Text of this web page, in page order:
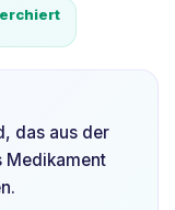
das aus der
Medikament